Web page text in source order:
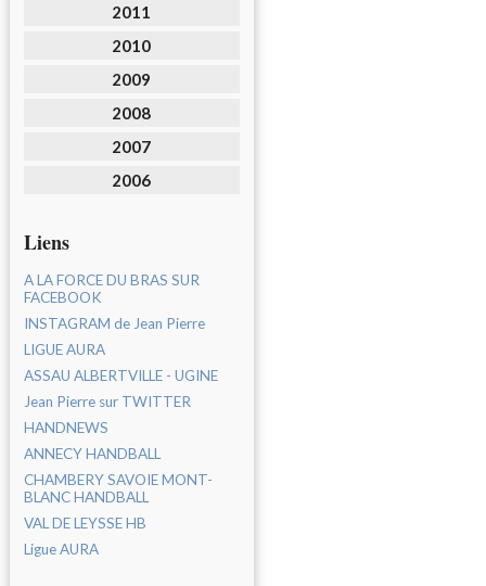
2011
2010
2009
2008
2007
2006
Liens
A LA FORCE DU BRAS SUR
FACEBOOK
INSTAGRAM de Jean Pierre
LIGUE AURA
ASSAU ALBERTVILLE - UGINE
Jean Pierre sur TWITTER
HANDNEWS
ANNECY HANDBALL
CHAMBERY SAVOIE MONT-
BLANC HANDBALL
VAL DE LEYSSE HB
Ligue AURA